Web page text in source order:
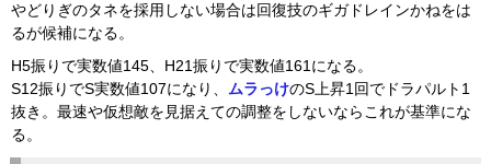
やどりぎのタネを採用しない場合は回復技のギガドレインかねをは
るが候補になる。
H5振りで実数値145、H21振りで実数値161になる。
S12振りでS実数値107になり、 ムラっけのS上昇1回でドラパルト1
抜き。最速や仮想敵を見据えての調整をしないならこれが基準にな
る。